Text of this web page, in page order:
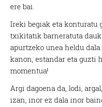
ere bai.
Ireki begiak eta konturatu
txikitatik barneratuta
apurtzeko unea heldu
kanon, estandar eta guzti
momentua!
Argi dagoena da, lodi,
izan, inor ez dala inor